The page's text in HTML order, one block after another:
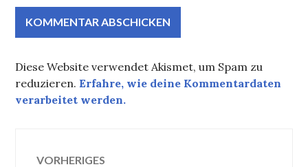
Diese Website verwendet Akismet, um Spam zu
reduzieren.Erfahre, wie deine Kommentardaten
verarbeitet werden.
Beitragsnavigation
VORHERIGES